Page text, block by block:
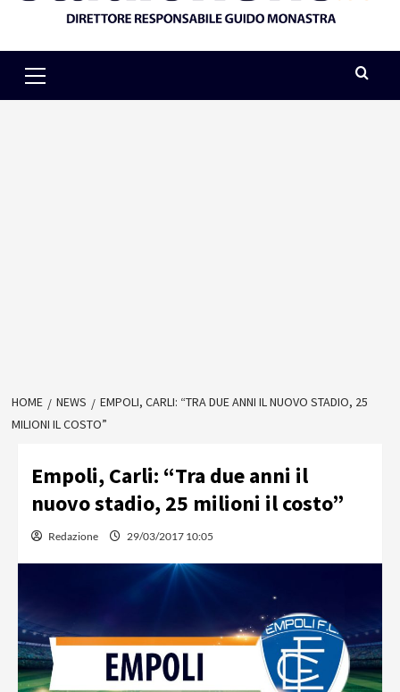
Menu
HOME NEWS
EMPOLI, CARLI: “TRA DUE ANNI IL NUOVO STADIO, 25
MILIONI IL COSTO”
Empoli, Carli: “Tra due anni il
nuovo stadio, 25 milioni il costo”
Redazione 29/03/2017 10:05